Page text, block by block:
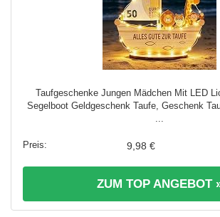
Taufgeschenke Jungen Mädchen Mit LED
Segelboot Geldgeschenk Taufe, Geschenk
9,98 €
ZUM TOP ANGEBOT